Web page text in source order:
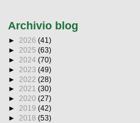
Archivio blog
► 2026 (41)
► 2025 (63)
► 2024 (70)
► 2023 (49)
► 2022 (28)
► 2021 (30)
► 2020 (27)
► 2019 (42)
► 2018 (53)